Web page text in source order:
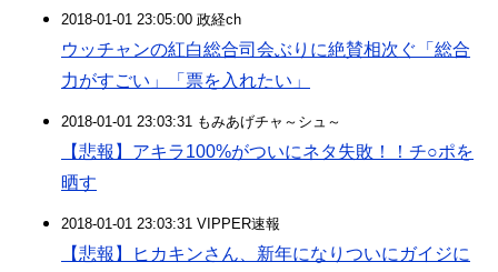
2018-01-01 23:05:00 政経ch
ウッチャンの紅白総合司会ぶりに絶賛相次ぐ「総合
力がすごい」「票を入れたい」
2018-01-01 23:03:31 もみあげチャ～シュ～
【悲報】アキラ100%がついにネタ失敗！！チ○ポを
晒す
2018-01-01 23:03:31 VIPPER速報
【悲報】ヒカキンさん、新年になりついにガイジに